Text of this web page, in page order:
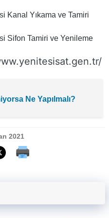
Kanal Yıkama ve Tamiri
Sifon Tamiri ve Yenileme
Ne Yapılmalı?
2021